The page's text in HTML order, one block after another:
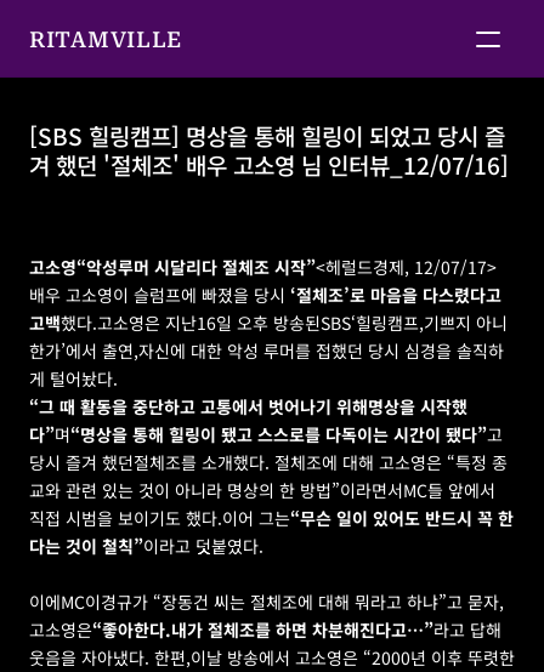
RITAMVILLE
[SBS 힐링캠프] 명상을 통해 힐링이 되었고 당시 즐
겨 했던 '절체조' 배우 고소영 님 인터뷰_12/07/16]
고소영“악성루머 시달리다 절체조 시작”<헤럴드경제, 12/07/17>
배우 고소영이 슬럼프에 빠졌을 당시 ‘절체조’로 마음을 다스렸다고
고백했다.고소영은 지난16일 오후 방송된SBS‘힐링캠프,기쁘지 아니
한가’에서 출연,자신에 대한 악성 루머를 접했던 당시 심경을 솔직하
게 털어놨다.
“그 때 활동을 중단하고 고통에서 벗어나기 위해명상을 시작했
다”며“명상을 통해 힐링이 됐고 스스로를 다독이는 시간이 됐다”고
당시 즐겨 했던절체조를 소개했다. 절체조에 대해 고소영은 “특정 종
교와 관련 있는 것이 아니라 명상의 한 방법”이라면서MC들 앞에서
직접 시범을 보이기도 했다.이어 그는“무슨 일이 있어도 반드시 꼭 한
다는 것이 철칙”이라고 덧붙였다.
이에MC이경규가 “장동건 씨는 절체조에 대해 뭐라고 하냐”고 묻자,
고소영은“좋아한다.내가 절체조를 하면 차분해진다고…”라고 답해
웃음을 자아냈다. 한편,이날 방송에서 고소영은 “2000년 이후 뚜렷한